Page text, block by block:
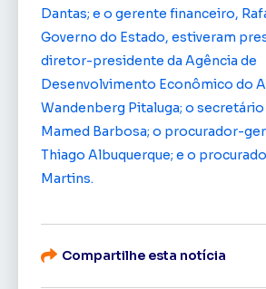
Dantas; e o gerente financeiro,
Governo do Estado, estiveram
diretor-presidente da Agência de
Desenvolvimento Econômico do
Wandenberg Pitaluga; o
Mamed Barbosa; o procurador-
Thiago Albuquerque; e o
Martins.
Compartilhe esta notícia